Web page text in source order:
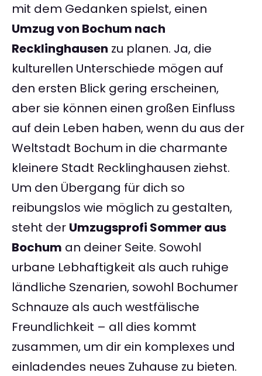
mit dem Gedanken spielst, einen
Umzug von Bochum nach
Recklinghausen zu planen. Ja, die
kulturellen Unterschiede mögen auf
den ersten Blick gering erscheinen,
aber sie können einen großen Einfluss
auf dein Leben haben, wenn du aus der
Weltstadt Bochum in die charmante
kleinere Stadt Recklinghausen ziehst.
Um den Übergang für dich so
reibungslos wie möglich zu gestalten,
steht der Umzugsprofi Sommer aus
Bochum an deiner Seite. Sowohl
urbane Lebhaftigkeit als auch ruhige
ländliche Szenarien, sowohl Bochumer
Schnauze als auch westfälische
Freundlichkeit – all dies kommt
zusammen, um dir ein komplexes und
einladendes neues Zuhause zu bieten.